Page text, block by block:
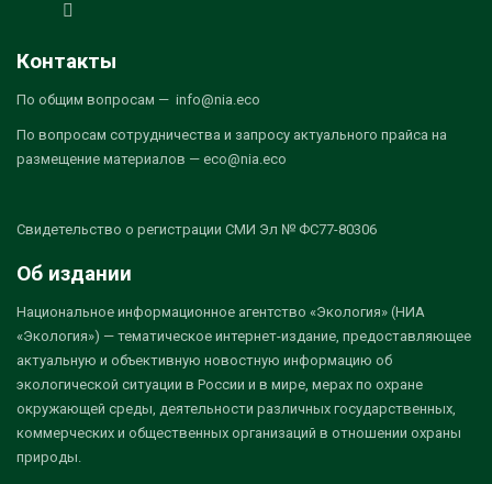
Контакты
По общим вопросам — info@nia.eco
По вопросам сотрудничества и запросу актуального прайса на
размещение материалов — eco@nia.eco
Свидетельство о регистрации СМИ Эл № ФС77-80306
Об издании
Национальное информационное агентство «Экология» (НИА
«Экология») — тематическое интернет-издание, предоставляющее
актуальную и объективную новостную информацию об
экологической ситуации в России и в мире, мерах по охране
окружающей среды, деятельности различных государственных,
коммерческих и общественных организаций в отношении охраны
природы.